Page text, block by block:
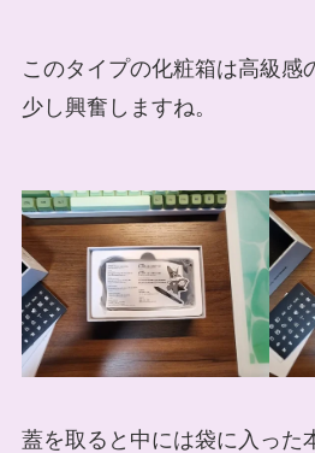
このタイプの化粧箱は高級感
少し興奮しますね。
蓋を取ると中には袋に入った